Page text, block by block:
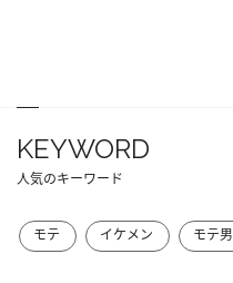
KEYWORD
人気のキーワード
モテ イケメン モテ男